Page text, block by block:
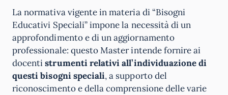
La normativa vigente in materia di “Bisogni
Educativi Speciali” impone la necessità di un
approfondimento e di un aggiornamento
professionale: questo Master intende fornire ai
docentistrumenti relativi all’individuazione di
questi bisogni speciali, a supporto del
riconoscimento e della comprensione delle varie